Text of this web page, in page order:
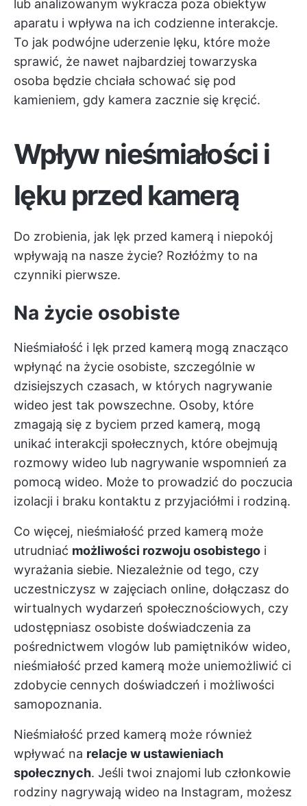
lub analizowanym wykracza poza obiektyw
aparatu i wpływa na ich codzienne interakcje.
To jak podwójne uderzenie lęku, które może
sprawić, że nawet najbardziej towarzyska
osoba będzie chciała schować się pod
kamieniem, gdy kamera zacznie się kręcić.
Wpływ nieśmiałości i
lęku przed kamerą
Do zrobienia, jak lęk przed kamerą i niepokój
wpływają na nasze życie? Rozłóżmy to na
czynniki pierwsze.
Na życie osobiste
Nieśmiałość i lęk przed kamerą mogą znacząco
wpłynąć na życie osobiste, szczególnie w
dzisiejszych czasach, w których nagrywanie
wideo jest tak powszechne. Osoby, które
zmagają się z byciem przed kamerą, mogą
unikać interakcji społecznych, które obejmują
rozmowy wideo lub nagrywanie wspomnień za
pomocą wideo. Może to prowadzić do poczucia
izolacji i braku kontaktu z przyjaciółmi i rodziną.
Co więcej, nieśmiałość przed kamerą może
utrudniać możliwości rozwoju osobistego i
wyrażania siebie. Niezależnie od tego, czy
uczestniczysz w zajęciach online, dołączasz do
wirtualnych wydarzeń społecznościowych, czy
udostępniasz osobiste doświadczenia za
pośrednictwem vlogów lub pamiętników wideo,
nieśmiałość przed kamerą może uniemożliwić ci
zdobycie cennych doświadczeń i możliwości
samopoznania.
Nieśmiałość przed kamerą może również
wpływać na relacje w ustawieniach
społecznych. Jeśli twoi znajomi lub członkowie
rodziny nagrywają wideo na Instagram, możesz